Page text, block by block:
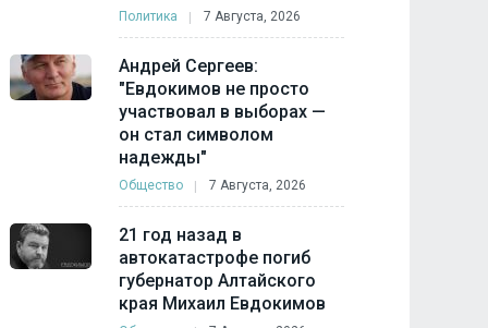
Политика 7 Августа, 2026
Андрей Сергеев:
"Евдокимов не просто
участвовал в выборах —
он стал символом
надежды"
Общество 7 Августа, 2026
21 год назад в
автокатастрофе погиб
губернатор Алтайского
края Михаил Евдокимов